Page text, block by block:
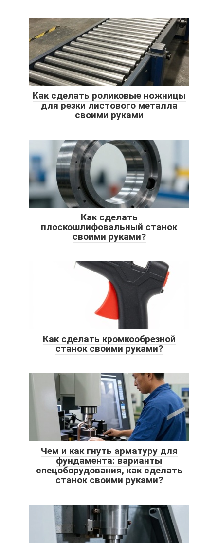
Как сделать роликовые ножницы
для резки листового металла
своими руками
Как сделать
плоскошлифовальный станок
своими руками?
Как сделать кромкообрезной
станок своими руками?
Чем и как гнуть арматуру для
фундамента: варианты
спецоборудования, как сделать
станок своими руками?